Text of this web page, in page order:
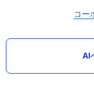
コー
AI